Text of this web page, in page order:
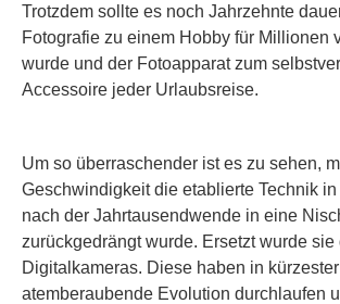
Trotzdem sollte es noch Jahrzehnte
Fotografie zu einem Hobby für Millionen
wurde und der Fotoapparat zum
Accessoire jeder Urlaubsreise.
Um so überraschender ist es zu sehen,
Geschwindigkeit die etablierte Technik
nach der Jahrtausendwende in eine
zurückgedrängt wurde. Ersetzt wurde sie
Digitalkameras. Diese haben in
atemberaubende Evolution durchlaufen